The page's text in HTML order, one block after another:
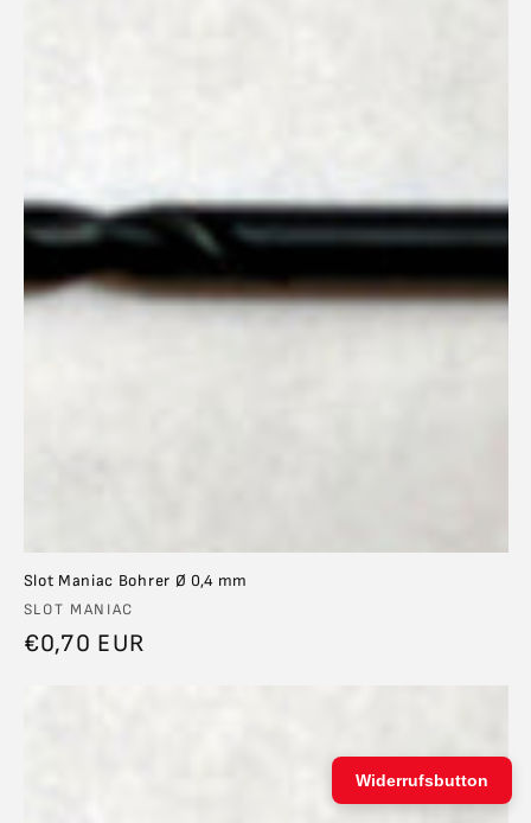
Slot Maniac Bohrer Ø 0,4 mm
Anbieter:
SLOT MANIAC
Normaler
€0,70 EUR
Widerrufsbutton